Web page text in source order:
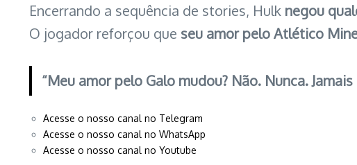
Encerrando a sequência de stories, Hulk negou
O jogador reforçou que seu amor pelo Atlético
“Meu amor pelo Galo mudou? Não. Nunca.
Acesse o nosso canal no Telegram
Acesse o nosso canal no WhatsApp
Acesse o nosso canal no Youtube